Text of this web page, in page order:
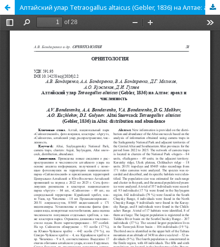
Алтайский улар Tetraogallus altaicus (Gebler, 1836) на Алтае: ареал и численность